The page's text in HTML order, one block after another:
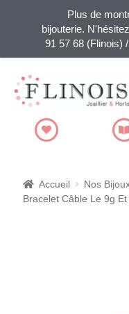
Accueil Nos
Bracelet Câble Le 9g
Plus de
bijouterie.
91 57 68 (Flinois)